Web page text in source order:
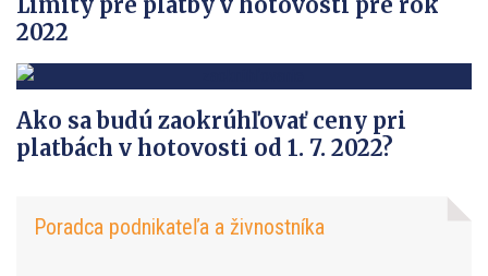
2022
Ako sa budú zaokrúhľovať ceny pri
platbách v hotovosti od 1. 7. 2022?
Poradca podnikateľa a živnostníka